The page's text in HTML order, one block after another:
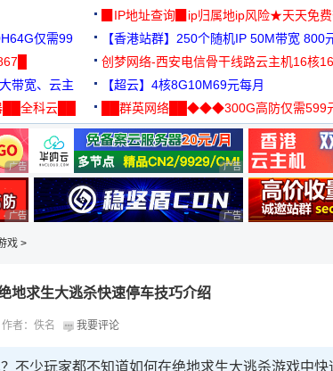
3000+可免费测试
▉IP地址查询▉ip归属地ip风险★天天免
仅需99
【香港站群】250个随机IP 50M带宽 800
创梦网络-西安电信骨干线路云主机16核
88元/月
带宽、云主
【超云】4核8G10M69元每月
全科云██
██群英网络██◆◆◆300G高防仅需599
◆◆◆
广告 商业广告，理性选择 广告 商业广告，理性选择
广告 商业广告，理性选择 广告 商业广告，理性选择
戏 >
地求生大逃杀快速停车技巧介绍
者：佚名 我要评论
不少玩家都不知道如何在绝地求生大逃杀游戏中